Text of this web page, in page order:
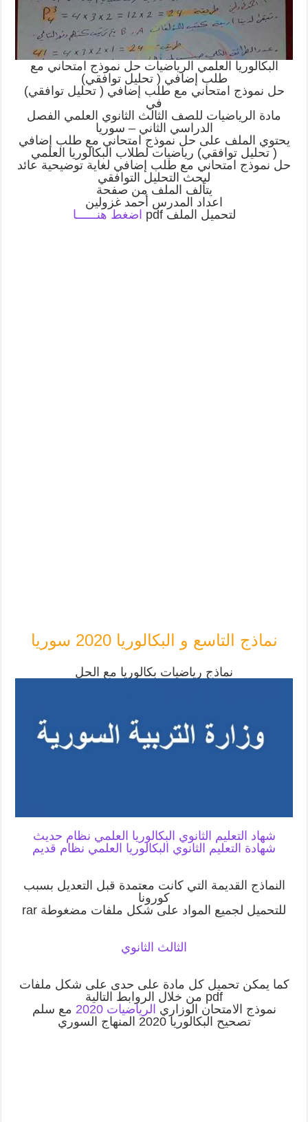
البكالوريا العلمي الرياضيات حل نموذج امتحاني مع
طلب إضافي ( تحليل توافقي)
حل نموذج امتحاني مع طلب إضافي ( تحليل توافقي)
في
مادة الرياضيات للصف الثالث الثانوي العلمي الفصل
الدراسي الثاني – سوريا
يحتوي الملف على حل نموذج امتحاني مع طلب إضافي
( تحليل توافقي) رياضيات لطلاب البكالوريا العلمي
حل نموذج امتحاني مع طلب إضافي لغاية توضيحية عائد
لبحث التحليل التوافقي
يتألف الملف من صفحة
اعداد المدرس أحمد غزولين
لتحميل الملف pdf
ضغط هنــــــا
نماذج التاسع و البكالوريا 2020 سوريا
نماذج رياضيات بكالوريا مع الحل
شهاد التعليم الثانوي البكالوريا العلمي نظام حديث
شهادة التعليم الثانوي البكالوريا العلمي نظام قديم
النماذج القديمة التي كانت معتمدة قبل التعديل بسبب
كورونا
للتحميل لجميع المواد على شكل ملفات مضغوطة rar
الثالث الثانوي
كما يمكن تحميل كل مادة على حدى على شكل ملفات
pdf من خلال الروابط التالية
نموذج الامتحان الوزاري الرياضيات2020 مع سلم
تصحيح البكالوريا 2020 المنهاج السوري